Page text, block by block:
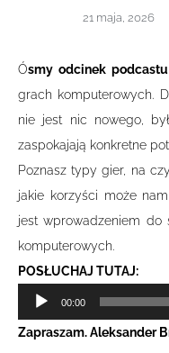
21 maja, 2026
Ósmy odcinek
grach komputerowych.
nie jest nic nowego,
zaspokajają konkretne
Poznasz typy gier, na
jakie korzyści może
jest wprowadzeniem do
komputerowych.
POSŁUCHAJ TUTAJ:
Odtwarzacz
plików
00:00
Zapraszam. Aleksander